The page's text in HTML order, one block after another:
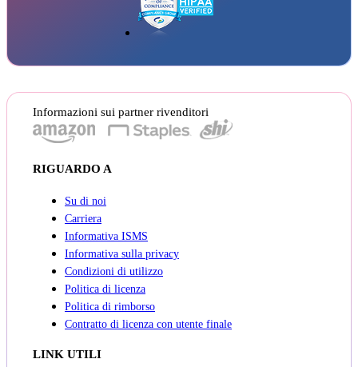
Informazioni sui partner rivenditori
RIGUARDO A
Su di noi
Carriera
Informativa ISMS
Informativa sulla privacy
Condizioni di utilizzo
Politica di licenza
Politica di rimborso
Contratto di licenza con utente finale
LINK UTILI